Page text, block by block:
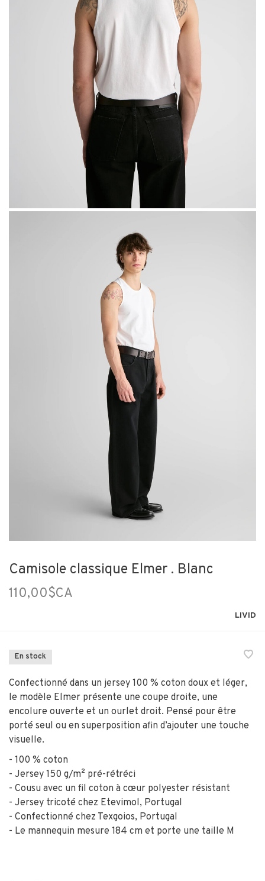
Camisole classique Elmer . Blanc
110,00$CA
LIVID
En stock
Confectionné dans un jersey 100 % coton doux et léger,
le modèle Elmer présente une coupe droite, une
encolure ouverte et un ourlet droit. Pensé pour être
porté seul ou en superposition afin d’ajouter une touche
visuelle.
- 100 % coton
- Jersey 150 g/m² pré-rétréci
- Cousu avec un fil coton à cœur polyester résistant
- Jersey tricoté chez Etevimol, Portugal
- Confectionné chez Texgoios, Portugal
- Le mannequin mesure 184 cm et porte une taille M